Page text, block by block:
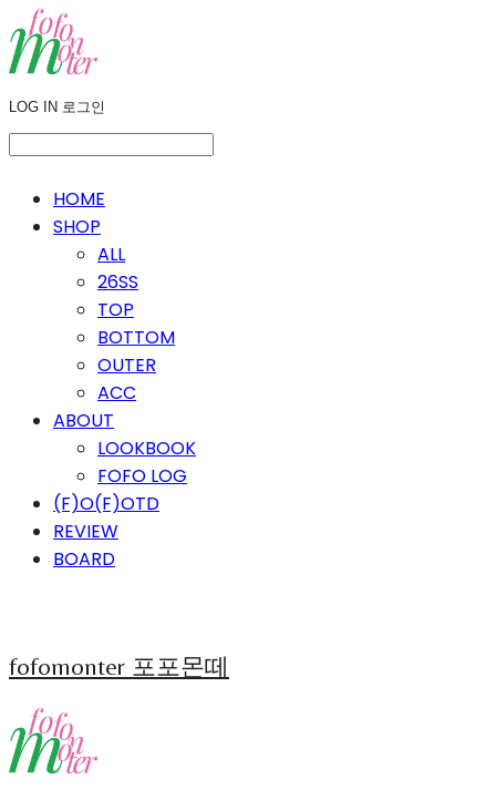
LOG IN 로그인
HOME
SHOP
ALL
26SS
TOP
BOTTOM
OUTER
ACC
ABOUT
LOOKBOOK
FOFO LOG
(F)O(F)OTD
REVIEW
BOARD
fofomonter 포포몬떼